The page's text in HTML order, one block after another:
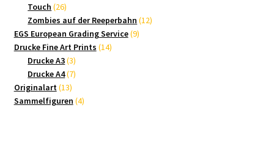
Touch 2626
Produkte
Zombies auf der Reeperbahn 1212
EGS European Grading Service 99
Drucke Fine Art Prints 1414
Drucke A3 33
Produkte
Drucke A4 77
Originalart 1313
Produkte
Sammelfiguren 44